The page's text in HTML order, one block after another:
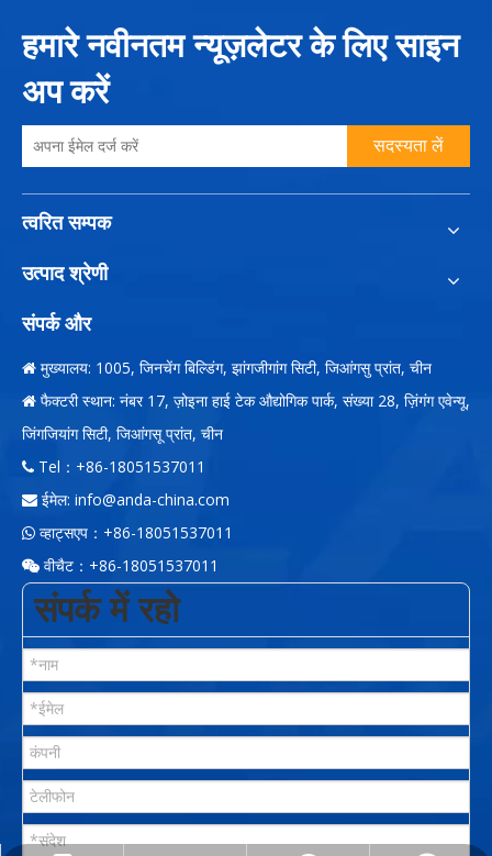
हमारे नवीनतम न्यूज़लेटर के लिए साइन
अप करें
सदस्यता लें
त्वरित सम्पक
उत्पाद श्रेणी
संपर्क और
 मुख्यालय: 1005, जिनचेंग बिल्डिंग, झांगजीगांग सिटी, जिआंगसु प्रांत, चीन
 फैक्टरी स्थान: नंबर 17, ज़ोइना हाई टेक औद्योगिक पार्क, संख्या 28, ज़िंगंग एवेन्यू,
जिंगजियांग सिटी, जिआंगसू प्रांत, चीन
 Tel：+86-18051537011
 ईमेल: info@anda-china.com
 व्हाट्सएप：+86-18051537011
 वीचैट：+86-18051537011
संपर्क में रहो